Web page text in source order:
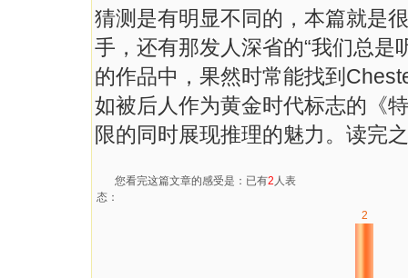
猜测是有明显不同的，本篇就是
手，还有那发人深省的“我们总是
的作品中，果然时常能找到
如被后人作为黄金时代标志的《
限的同时展现推理的魅力。读完
您看完这篇文章的感受是：已有2 人表
态：
2